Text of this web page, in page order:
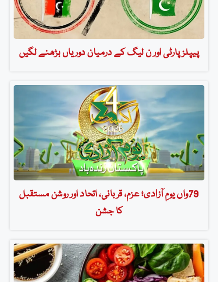
پیپلزپارٹی اور ن لیگ کے درمیان دوریاں بڑھنے لگیں
79واں یومِ آزادی؛ عزم، قربانی، اتحاد اور روشن مستقبل
کا جشن